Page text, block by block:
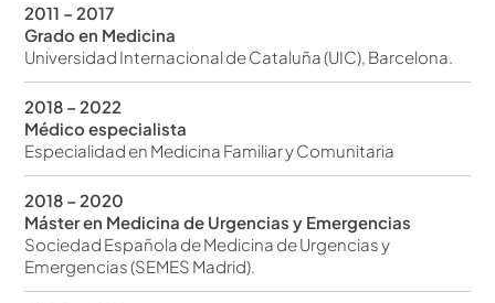
2011 – 2017
Grado en Medicina
Universidad Internacional de Cataluña (UIC), Barcelona.
2018 – 2022
Médico especialista
Especialidad en Medicina Familiar y Comunitaria
2018 – 2020
Máster en Medicina de Urgencias y Emergencias
Sociedad Española de Medicina de Urgencias y
Emergencias (SEMES Madrid).